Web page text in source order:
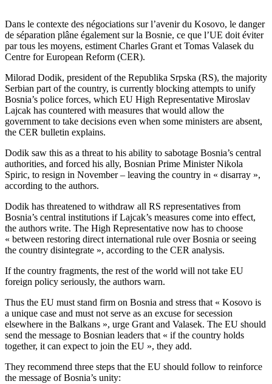
Dans le contexte des négociations sur l’avenir du Kosovo, le danger
de séparation plâne également sur la Bosnie, ce que l’UE doit éviter
par tous les moyens, estiment Charles Grant et Tomas Valasek du
Centre for European Reform (CER).
Milorad Dodik, president of the Republika Srpska (RS), the majority
Serbian part of the country, is currently blocking attempts to unify
Bosnia’s police forces, which EU High Representative Miroslav
Lajcak has countered with measures that would allow the
government to take decisions even when some ministers are absent,
the CER bulletin explains.
Dodik saw this as a threat to his ability to sabotage Bosnia’s central
authorities, and forced his ally, Bosnian Prime Minister Nikola
Spiric, to resign in November – leaving the country in « disarray »,
according to the authors.
Dodik has threatened to withdraw all RS representatives from
Bosnia’s central institutions if Lajcak’s measures come into effect,
the authors write. The High Representative now has to choose
« between restoring direct international rule over Bosnia or seeing
the country disintegrate », according to the CER analysis.
If the country fragments, the rest of the world will not take EU
foreign policy seriously, the authors warn.
Thus the EU must stand firm on Bosnia and stress that « Kosovo is
a unique case and must not serve as an excuse for secession
elsewhere in the Balkans », urge Grant and Valasek. The EU should
send the message to Bosnian leaders that « if the country holds
together, it can expect to join the EU », they add.
They recommend three steps that the EU should follow to reinforce
the message of Bosnia’s unity: